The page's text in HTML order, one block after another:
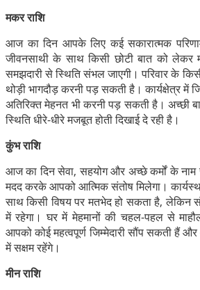
मकर राशि
आज का दिन आपके लिए कई सकारात्मक
जीवनसाथी के साथ किसी छोटी बात को
समझदारी से स्थिति संभल जाएगी। परिवार के
थोड़ी भागदौड़ करनी पड़ सकती है। कार्यक्षेत्र में
अतिरिक्त मेहनत भी करनी पड़ सकती है। अच्छी
स्थिति धीरे-धीरे मजबूत होती दिखाई दे रही है।
कुंभ राशि
आज का दिन सेवा, सहयोग और अच्छे कर्मों के
मदद करके आपको आत्मिक संतोष मिलेगा।
साथ किसी विषय पर मतभेद हो सकता है, लेकिन
में रहेगा। घर में मेहमानों की चहल-पहल से
आपको कोई महत्वपूर्ण जिम्मेदारी सौंप सकती हैं
में सक्षम रहेंगे।
मीन राशि